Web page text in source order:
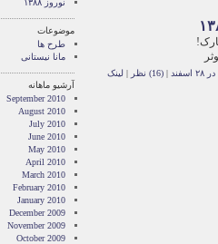
|(16) نظر | لینک
نوروز ١٣٨٨
موضوعات
طرح ها
مانا نیستانی
آرشیو ماهانه
September 2010
August 2010
July 2010
June 2010
May 2010
April 2010
March 2010
February 2010
January 2010
December 2009
November 2009
October 2009